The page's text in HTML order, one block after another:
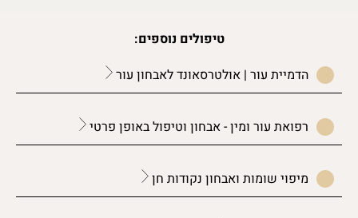
טיפולים נוספים:
הדמיית עור | אולטרסאונד לאבחון עור
רפואת עור ומין - אבחון וטיפול באופן פרטי
מיפוי שומות ואבחון נקודות חן